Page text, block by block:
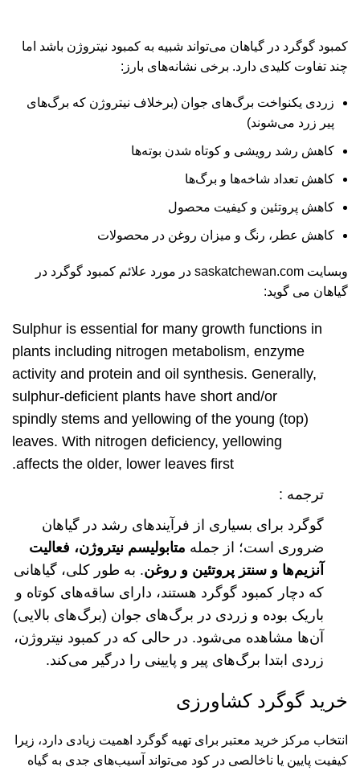
کمبود گوگرد در گیاهان می‌تواند شبیه به کمبود نیتروژن باشد اما
چند تفاوت کلیدی دارد. برخی نشانه‌های بارز:
زردی یکنواخت برگ‌های جوان (برخلاف نیتروژن که برگ‌های
پیر زرد می‌شوند)
کاهش رشد رویشی و کوتاه شدن بوته‌ها
کاهش تعداد شاخه‌ها و برگ‌ها
کاهش پروتئین و کیفیت محصول
کاهش عطر، رنگ و میزان روغن در محصولات
وبسایت saskatchewan.com در مورد علائم کمبود گوگرد در
گیاهان می گوید:
Sulphur is essential for many growth functions in
plants including nitrogen metabolism, enzyme
activity and protein and oil synthesis. Generally,
sulphur-deficient plants have short and/or
spindly stems and yellowing of the young (top)
leaves. With nitrogen deficiency, yellowing
affects the older, lower leaves first.
ترجمه :
گوگرد برای بسیاری از فرآیندهای رشد در گیاهان
ضروری است؛ از جمله متابولیسم نیتروژن، فعالیت
آنزیم‌ها و سنتز پروتئین و روغن. به طور کلی، گیاهانی
که دچار کمبود گوگرد هستند، دارای ساقه‌های کوتاه و
باریک بوده و زردی در برگ‌های جوان (برگ‌های بالایی)
آن‌ها مشاهده می‌شود. در حالی که در کمبود نیتروژن،
زردی ابتدا برگ‌های پیر و پایینی را درگیر می‌کند.
خرید گوگرد کشاورزی
انتخاب مرکز خرید معتبر برای تهیه گوگرد اهمیت زیادی دارد، زیرا
کیفیت پایین یا ناخالصی در کود می‌تواند آسیب‌های جدی به گیاه